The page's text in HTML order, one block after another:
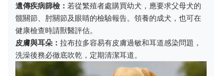
遺傳疾病篩檢： 若從繁殖者處購買幼犬，應要求父母犬的
髋關節、肘關節及眼睛的檢驗報告。領養的成犬，也可在
健康檢查時請獸醫評估。
皮膚與耳朵： 拉布拉多容易有皮膚過敏和耳道感染問題，
洗澡後務必徹底吹乾，定期清潔耳道。